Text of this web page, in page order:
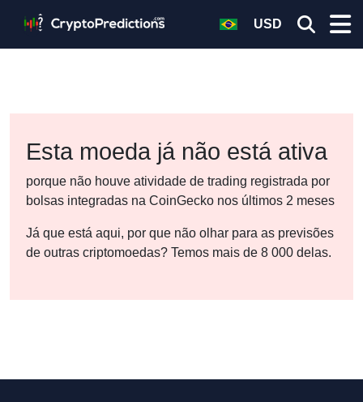
USD
Esta moeda já não está ativa
porque não houve atividade de trading registrada por
bolsas integradas na CoinGecko nos últimos 2 meses
Já que está aqui, por que não olhar para as previsões
de outras criptomoedas? Temos mais de 8 000 delas.